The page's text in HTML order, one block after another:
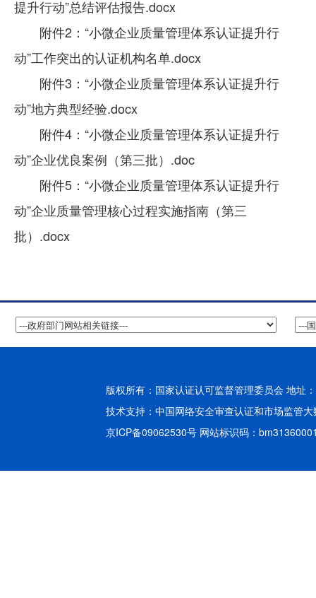
提升行动”总结评估报告.docx
附件2：“小微企业质量管理体系认证提升行
动”工作突出的认证机构名单.docx
附件3：“小微企业质量管理体系认证提升行
动”地方典型经验.docx
附件4：“小微企业质量管理体系认证提升行
动”企业优良案例（第三批）.doc
附件5：“小微企业质量管理体系认证提升行
动”企业质量管理核心过程实施指南（第三
批）.docx
版权所有：国家认证认可监督管理委员会 地址
技术支持： 中国网络安全审查认证和市场监管
京ICP备09062530号 网站标识码：